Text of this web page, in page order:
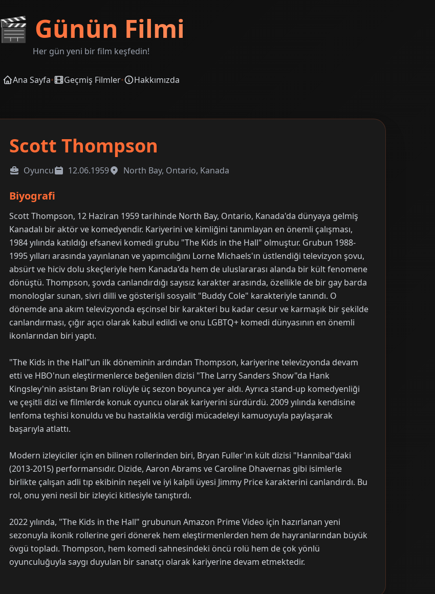
🎬 Günün Filmi
Her gün yeni bir film keşfedin!
Ana Sayfa• Geçmiş Filmler• Hakkımızda
Scott Thompson
Oyuncu 12.06.1959 North Bay, Ontario, Kanada
Biyografi
Scott Thompson, 12 Haziran 1959 tarihinde North Bay, Ontario, Kanada'da dünyaya gelmiş
Kanadalı bir aktör ve komedyendir. Kariyerini ve kimliğini tanımlayan en önemli çalışması,
1984 yılında katıldığı efsanevi komedi grubu "The Kids in the Hall" olmuştur. Grubun 1988-
1995 yılları arasında yayınlanan ve yapımcılığını Lorne Michaels'ın üstlendiği televizyon şovu,
absürt ve hiciv dolu skeçleriyle hem Kanada'da hem de uluslararası alanda bir kült fenomene
dönüştü. Thompson, şovda canlandırdığı sayısız karakter arasında, özellikle de bir gay barda
monologlar sunan, sivri dilli ve gösterişli sosyalit "Buddy Cole" karakteriyle tanındı. O
dönemde ana akım televizyonda eşcinsel bir karakteri bu kadar cesur ve karmaşık bir şekilde
canlandırması, çığır açıcı olarak kabul edildi ve onu LGBTQ+ komedi dünyasının en önemli
ikonlarından biri yaptı.
"The Kids in the Hall"un ilk döneminin ardından Thompson, kariyerine televizyonda devam
etti ve HBO'nun eleştirmenlerce beğenilen dizisi "The Larry Sanders Show"da Hank
Kingsley'nin asistanı Brian rolüyle üç sezon boyunca yer aldı. Ayrıca stand-up komedyenliği
ve çeşitli dizi ve filmlerde konuk oyuncu olarak kariyerini sürdürdü. 2009 yılında kendisine
lenfoma teşhisi konuldu ve bu hastalıkla verdiği mücadeleyi kamuoyuyla paylaşarak
başarıyla atlattı.
Modern izleyiciler için en bilinen rollerinden biri, Bryan Fuller'ın kült dizisi "Hannibal"daki
(2013-2015) performansıdır. Dizide, Aaron Abrams ve Caroline Dhavernas gibi isimlerle
birlikte çalışan adli tıp ekibinin neşeli ve iyi kalpli üyesi Jimmy Price karakterini canlandırdı. Bu
rol, onu yeni nesil bir izleyici kitlesiyle tanıştırdı.
2022 yılında, "The Kids in the Hall" grubunun Amazon Prime Video için hazırlanan yeni
sezonuyla ikonik rollerine geri dönerek hem eleştirmenlerden hem de hayranlarından büyük
övgü topladı. Thompson, hem komedi sahnesindeki öncü rolü hem de çok yönlü
oyunculuğuyla saygı duyulan bir sanatçı olarak kariyerine devam etmektedir.